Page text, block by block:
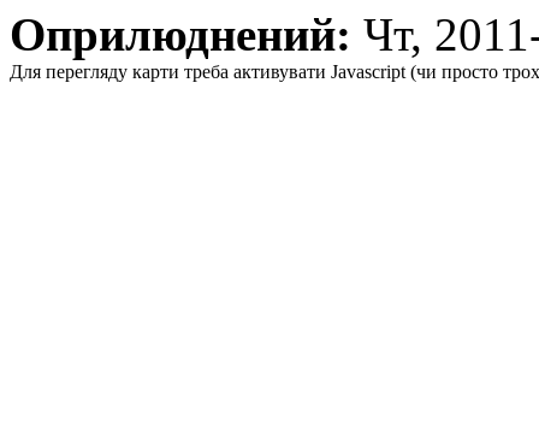
Оприлюднений: Чт,
Для перегляду карти треба активувати Javascript (чи просто